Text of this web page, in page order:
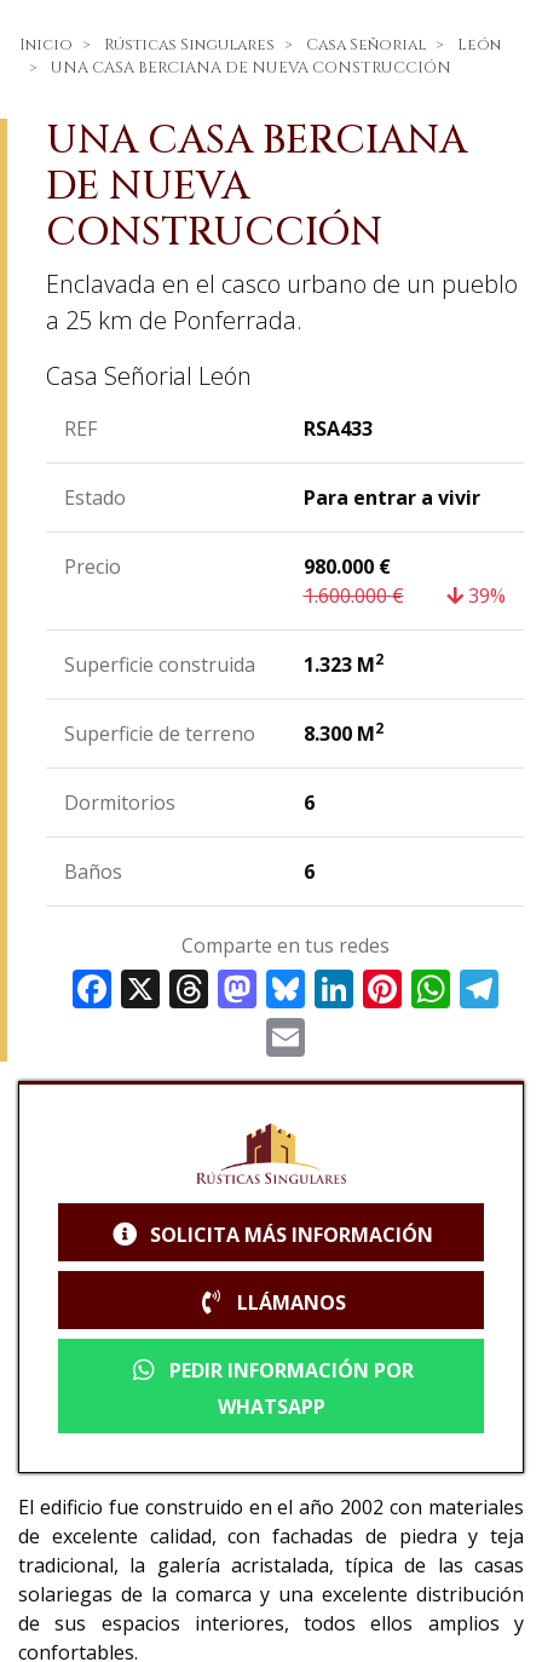
Inicio Rústicas Singulares Casa Señorial
León
UNA CASA BERCIANA DE NUEVA CONSTRUCCIÓN
UNA CASA BERCIANA
DE NUEVA
CONSTRUCCIÓN
Enclavada en el casco urbano de un pueblo
a 25 km de Ponferrada.
Casa Señorial León
REF RSA433
Estado Para entrar a vivir
Precio 980.000 €
1.600.000€ 39%
Superficie construida 1.323 M2
Superficie de terreno 8.300 M2
Dormitorios 6
Baños 6
Comparte en tus redes
Facebook
X ThreadsMastodon
BlueskyLinkedInPinterest
Email
SOLICITA MÁS INFORMACIÓN
LLÁMANOS
PEDIR INFORMACIÓN POR
WHATSAPP
El edificio fue construido en el año 2002 con materiales
de excelente calidad, con fachadas de piedra y teja
tradicional, la galería acristalada, típica de las casas
solariegas de la comarca y una excelente distribución
de sus espacios interiores, todos ellos amplios y
confortables.